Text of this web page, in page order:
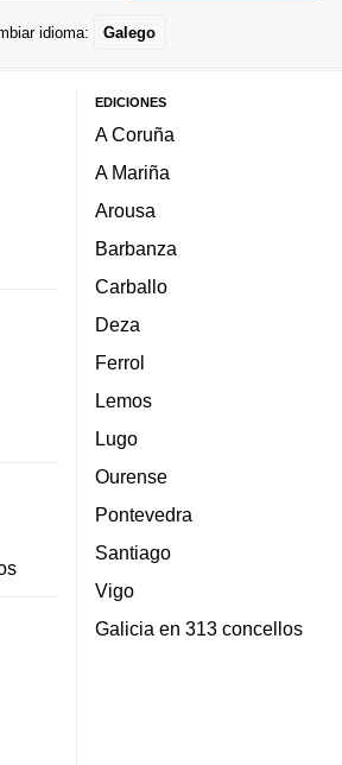
idioma: Galego
EDICIONES
A Coruña
A Mariña
Arousa
Barbanza
Carballo
Deza
Ferrol
Lemos
Lugo
Ourense
Pontevedra
Santiago
Vigo
Galicia en 313 concellos